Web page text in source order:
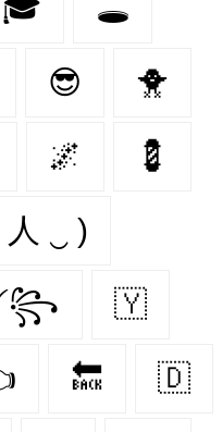
🎓 🕳️
😎 🐥
🌌 💈
人 ‿ )
🇾‌
🔙 🇩‌